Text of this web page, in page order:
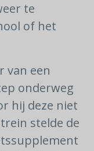
te
of het
van een
onderweg
hij deze niet
stelde de